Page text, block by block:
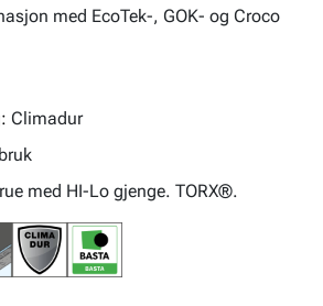
med EcoTek-, GOK- og Croco
Climadur
med HI-Lo gjenge. TORX®.